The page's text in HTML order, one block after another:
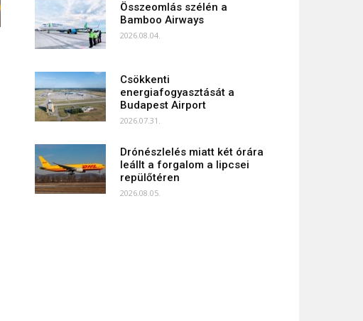
Összeomlás szélén a
Bamboo Airways
2026.08.04.
Csökkenti
energiafogyasztását a
Budapest Airport
2026.07.31.
Drónészlelés miatt két órára
leállt a forgalom a lipcsei
repülőtéren
2026.08.05.